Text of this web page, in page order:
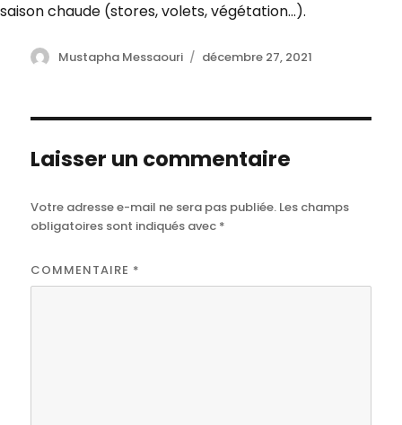
saison chaude (stores, volets, végétation…).
Author
Mustapha Messaouri
Posted
décembre 27, 2021
Laisser un commentaire
Votre adresse e-mail ne sera pas publiée. Les champs
obligatoires sont indiqués avec *
COMMENTAIRE *